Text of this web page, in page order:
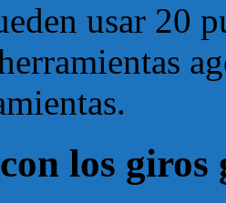
usar 20
los giros